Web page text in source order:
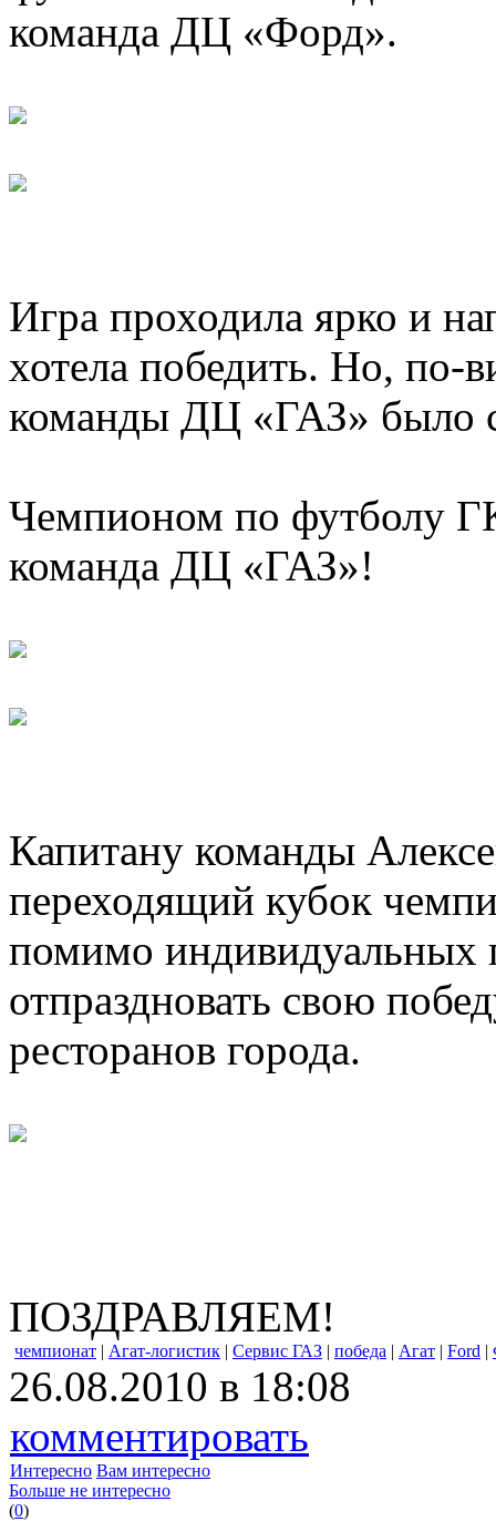
команда ДЦ «Форд».
Игра проходила ярко и
хотела победить. Но, по-
команды ДЦ «ГАЗ» было
Чемпионом по футболу
команда ДЦ «ГАЗ»!
Капитану команды
переходящий кубок
помимо индивидуальных
отпраздновать свою
ресторанов города.
ПОЗДРАВЛЯЕМ!
чемпионат | Агат-логистик | Сервис ГАЗ | победа | Агат | Ford |
26.08.2010 в 18:08
комментировать
Интересно Вам интересно
Больше не интересно
(0)